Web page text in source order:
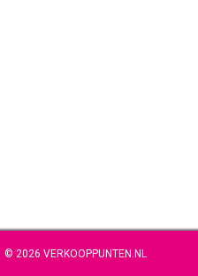
© 2026 VERKOOPPUNTEN.NL